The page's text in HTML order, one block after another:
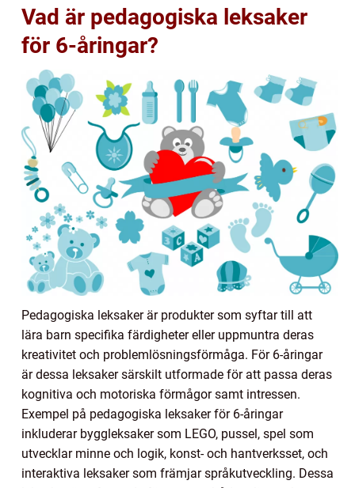
Vad är pedagogiska leksaker
för 6-åringar?
Pedagogiska leksaker är produkter som syftar till att
lära barn specifika färdigheter eller uppmuntra deras
kreativitet och problemlösningsförmåga. För 6-åringar
är dessa leksaker särskilt utformade för att passa deras
kognitiva och motoriska förmågor samt intressen.
Exempel på pedagogiska leksaker för 6-åringar
inkluderar byggleksaker som LEGO, pussel, spel som
utvecklar minne och logik, konst- och hantverksset, och
interaktiva leksaker som främjar språkutveckling. Dessa